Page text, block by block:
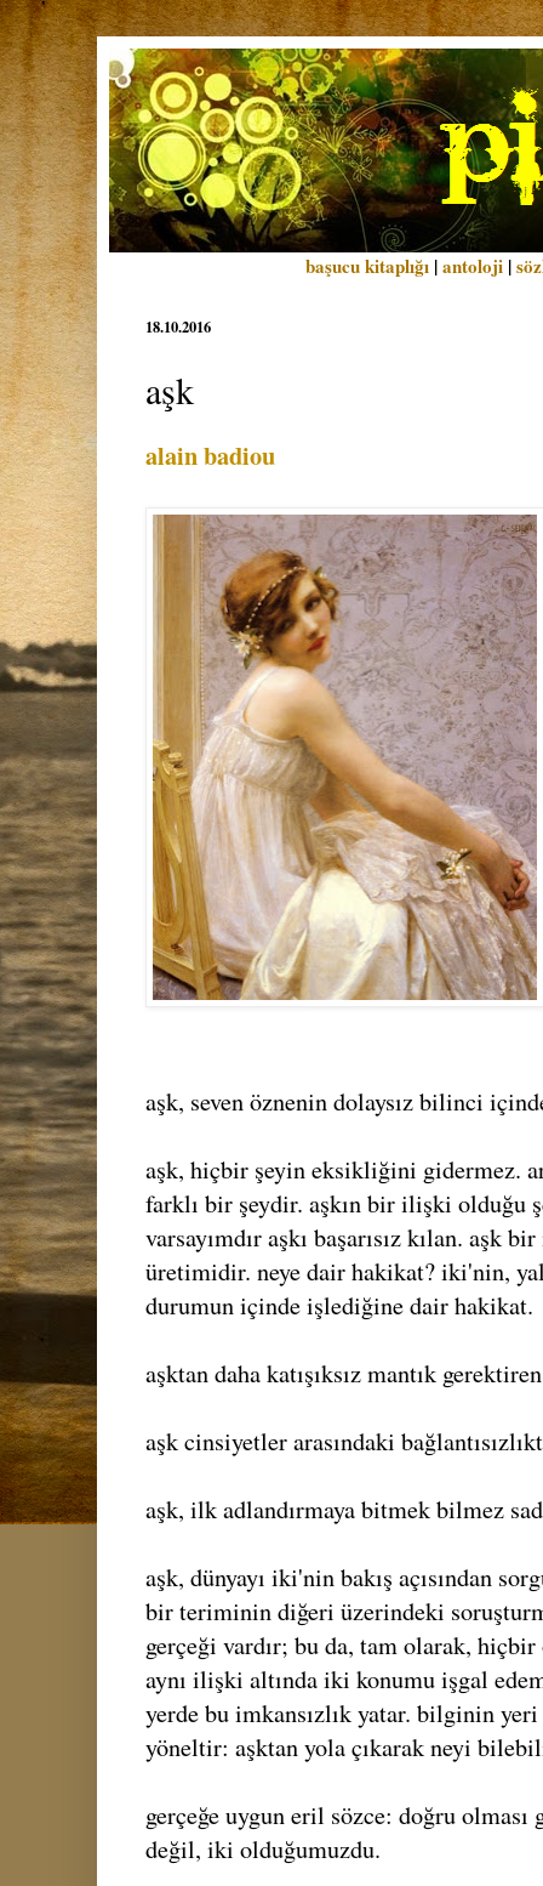
başucu kitaplığı |antoloji |
18.10.2016
aşk
alain badiou
aşk, seven öznenin dolaysız bilinci
aşk, hiçbir şeyin eksikliğini gidermez.
farklı bir şeydir. aşkın bir ilişki olduğu
varsayımdır aşkı başarısız kılan. aşk
üretimidir. neye dair hakikat? iki'nin,
durumun içinde işlediğine dair hakikat.
aşktan daha katışıksız mantık
aşk cinsiyetler arasındaki
aşk, ilk adlandırmaya bitmek bilmez
aşk, dünyayı iki'nin bakış açısından
bir teriminin diğeri üzerindeki
gerçeği vardır; bu da, tam olarak, hiçbir
aynı ilişki altında iki konumu işgal
yerde bu imkansızlık yatar. bilginin
yöneltir: aşktan yola çıkarak neyi
gerçeğe uygun eril sözce: doğru
değil, iki olduğumuzdu.